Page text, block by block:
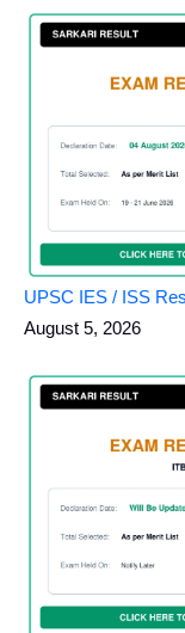
UPSC IES / ISS
August 5, 2026